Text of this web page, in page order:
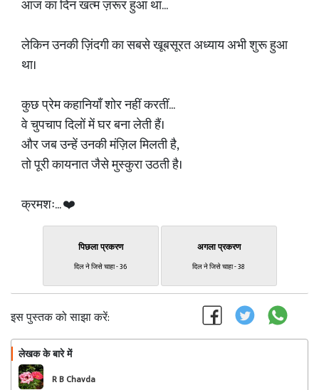
आज का दिन खत्म ज़रूर हुआ था...
लेकिन उनकी ज़िंदगी का सबसे खूबसूरत अध्याय अभी शुरू हुआ
था।
कुछ प्रेम कहानियाँ शोर नहीं करतीं...
वे चुपचाप दिलों में घर बना लेती हैं।
और जब उन्हें उनकी मंज़िल मिलती है,
तो पूरी कायनात जैसे मुस्कुरा उठती है।
क्रमशः... ❤️
पिछला प्रकरण
दिल ने जिसे चाहा - 36
अगला प्रकरण
दिल ने जिसे चाहा - 38
इस पुस्तक को साझा करें:
लेखक के बारे में
R B Chavda